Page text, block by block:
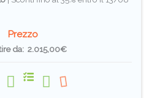
Prezzo
da: 2.015,00€